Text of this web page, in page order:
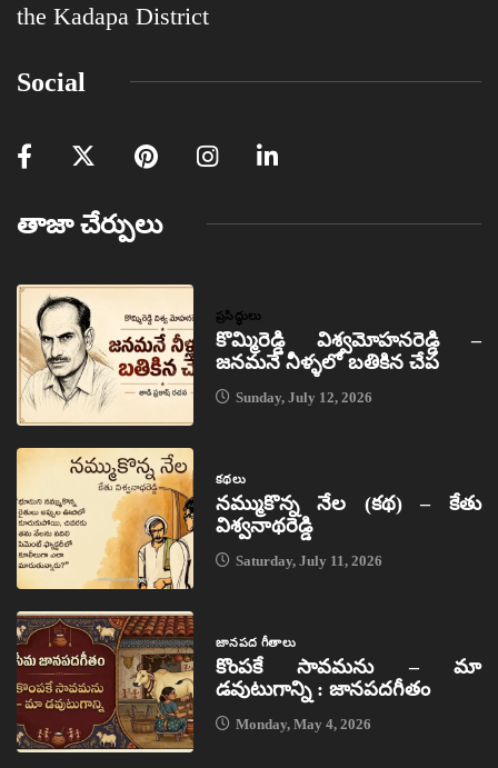
the Kadapa District
Social
తాజా చేర్పులు
ప్రసిద్ధులు
కొమ్మిరెడ్డి విశ్వమోహనరెడ్డి –
జనమనే నీళ్ళలో బతికిన చేప
Sunday, July 12, 2026
కథలు
నమ్ముకొన్న నేల (కథ) – కేతు
విశ్వనాథరెడ్డి
Saturday, July 11, 2026
జానపద గీతాలు
కొంపకే సావమను – మా
డవుటుగాన్ని : జానపదగీతం
Monday, May 4, 2026